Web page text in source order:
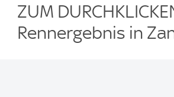
ZUM
Rennergebnis in